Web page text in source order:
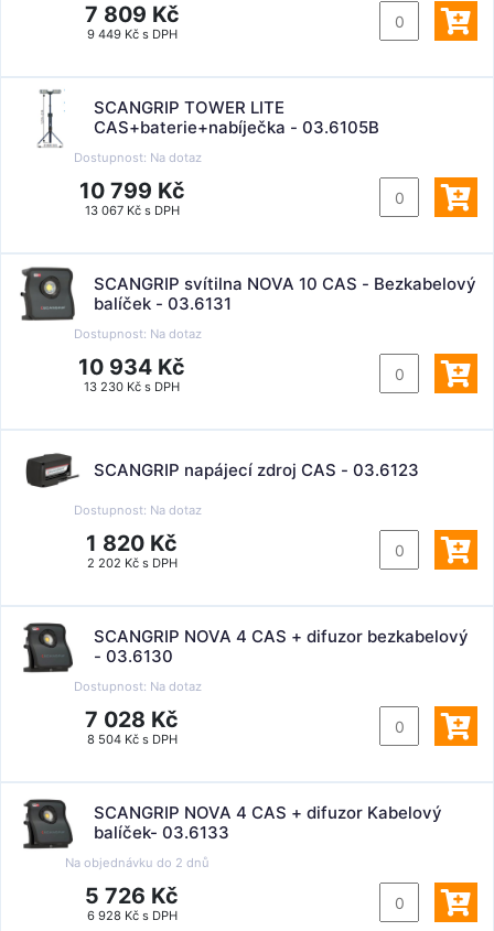
7 809 Kč
9 449 Kč s DPH
SCANGRIP TOWER LITE
CAS+baterie+nabíječka - 03.6105B
Dostupnost: Na dotaz
10 799 Kč
13 067 Kč s DPH
SCANGRIP svítilna NOVA 10 CAS - Bezkabelový
balíček - 03.6131
Dostupnost: Na dotaz
10 934 Kč
13 230 Kč s DPH
SCANGRIP napájecí zdroj CAS - 03.6123
Dostupnost: Na dotaz
1 820 Kč
2 202 Kč s DPH
SCANGRIP NOVA 4 CAS + difuzor bezkabelový
- 03.6130
Dostupnost: Na dotaz
7 028 Kč
8 504 Kč s DPH
SCANGRIP NOVA 4 CAS + difuzor Kabelový
balíček- 03.6133
Na objednávku do 2 dnů
5 726 Kč
6 928 Kč s DPH